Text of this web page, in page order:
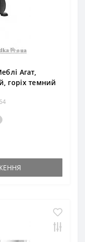
Агат,
горіх темний